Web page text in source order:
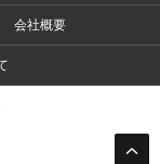
会社概要